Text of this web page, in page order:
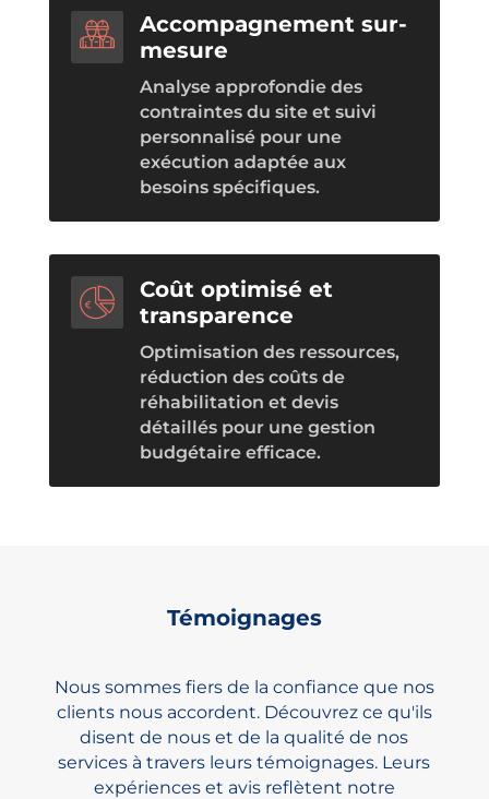
Accompagnement sur-
mesure
Analyse approfondie des
contraintes du site et suivi
personnalisé pour une
exécution adaptée aux
besoins spécifiques.
Coût optimisé et
transparence
Optimisation des ressources,
réduction des coûts de
réhabilitation et devis
détaillés pour une gestion
budgétaire efficace.
Témoignages
Nous sommes fiers de la confiance que nos
clients nous accordent. Découvrez ce qu'ils
disent de nous et de la qualité de nos
services à travers leurs témoignages. Leurs
expériences et avis reflètent notre